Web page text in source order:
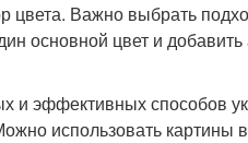
Важно выбрать
основной цвет и добавить
и эффективных способов
использовать картины